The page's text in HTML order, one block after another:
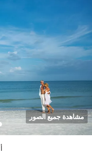
مشاهدة جميع الصور